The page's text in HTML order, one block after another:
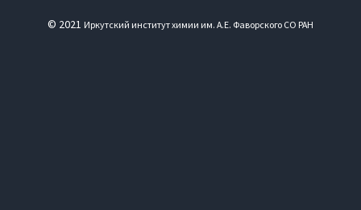
© 2021 Иркутский институт химии им. А.Е. Фаворского СО РАН